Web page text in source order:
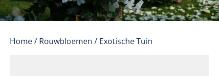
Home/ Rouwbloemen / Exotische Tuin